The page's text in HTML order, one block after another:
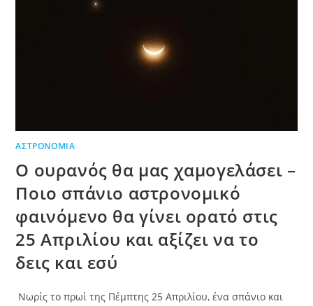
ΑΣΤΡΟΝΟΜΊΑ
Ο ουρανός θα μας χαμογελάσει –
Ποιο σπάνιο αστρονομικό
φαινόμενο θα γίνει ορατό στις
25 Απριλίου και αξίζει να το
δεις και εσύ
Νωρίς το πρωί της Πέμπτης 25 Απριλίου, ένα σπάνιο και